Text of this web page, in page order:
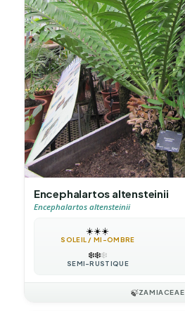
Encephalartos altensteinii
Encephalartos altensteinii
☀️☀️☀️
SOLEIL / MI-OMBRE
❄️❄️❄️
SEMI-RUSTIQUE
🍃ZAMIACEAE